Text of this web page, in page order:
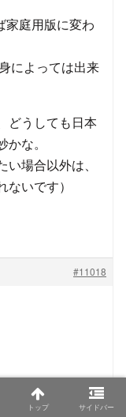
家庭用版に変わ
によっては出来
どうしても日本
な。
い場合以外は、
いです）
#11018
の物もシタンさ
トップ サイドバー